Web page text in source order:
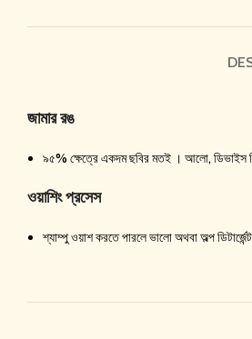
জামার রঙ
৯৫% ক্ষেত্রে একদম ছবির মতই । আলো, ডিভাইস
ওয়াশিং প্রসেস
শ্যাম্পু ওয়াশ করতে পারলে ভালো অথবা অল্প